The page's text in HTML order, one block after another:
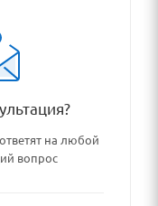
на любой
вопрос